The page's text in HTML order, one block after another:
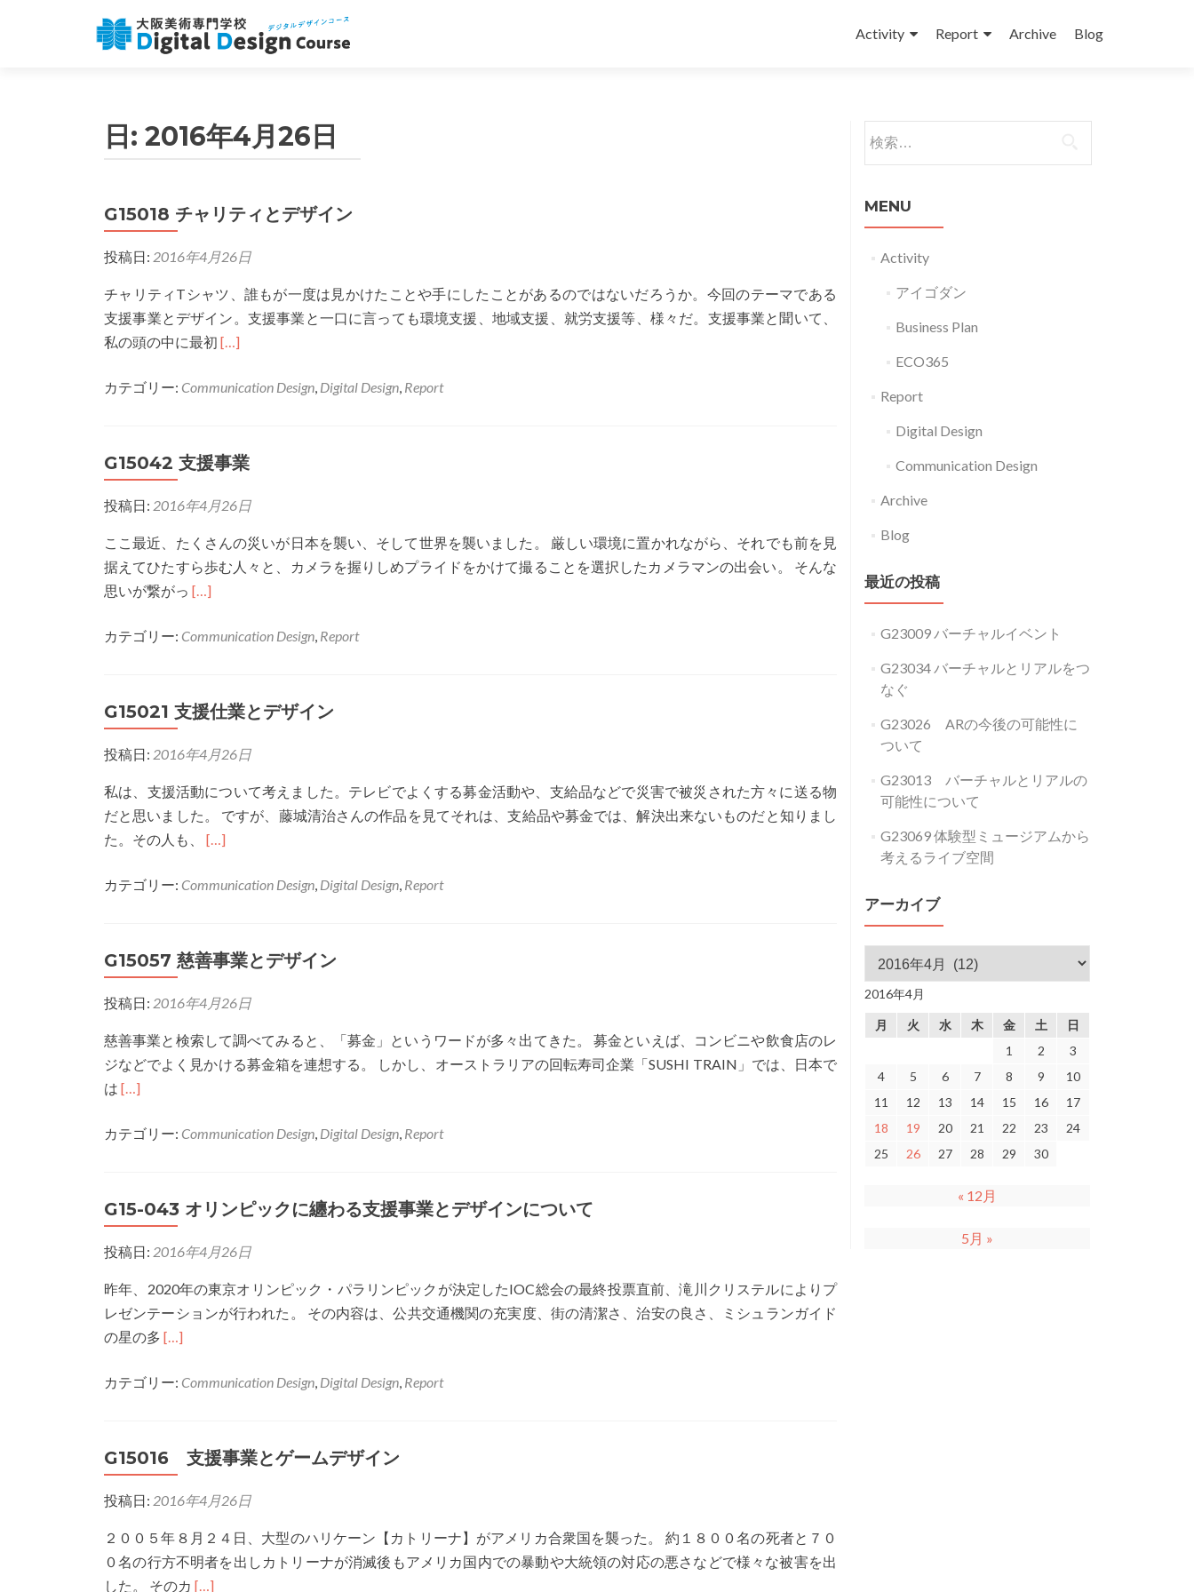
Activity
Report Archive Blog
日: 2016年4月26日
G15018 チャリティとデザイン
投稿日: 2016年4月26日
チャリティTシャツ、誰もが一度は見かけたことや手にしたことがあるのではないだろうか。今回のテーマである
支援事業とデザイン。支援事業と一口に言っても環境支援、地域支援、就労支援等、様々だ。支援事業と聞いて、
私の頭の中に最初 Read
about
ャ
テ
デ
[…]
カテゴリー: Communication Design, Digital Design, Report
G15042 支援事業
投稿日: 2016年4月26日
ここ最近、たくさんの災いが日本を襲い、そして世界を襲いました。 厳しい環境に置かれながら、それでも前を見
据えてひたすら歩む人々と、カメラを握りしめプライドをかけて撮ることを選択したカメラマンの出会い。 そんな
思いが繋がっ Read
about
援
業
[…]
カテゴリー: Communication Design, Report
G15021 支援仕業とデザイン
投稿日: 2016年4月26日
私は、支援活動について考えました。テレビでよくする募金活動や、支給品などで災害で被災された方々に送る物
だと思いました。 ですが、藤城清治さんの作品を見てそれは、支給品や募金では、解決出来ないものだと知りまし
た。その人も、 Read
about
援
業
デ
ザ
[…]
カテゴリー: Communication Design, Digital Design, Report
G15057 慈善事業とデザイン
投稿日: 2016年4月26日
慈善事業と検索して調べてみると、「募金」というワードが多々出てきた。 募金といえば、コンビニや飲食店のレ
ジなどでよく見かける募金箱を連想する。 しかし、オーストラリアの回転寿司企業「SUSHI TRAIN」では、日本で
は Read
about
善
事
業
と
デ
ザ
ン
[…]
カテゴリー: Communication Design, Digital Design, Report
G15-043 オリンピックに纏わる支援事業とデザインについて
投稿日: 2016年4月26日
昨年、2020年の東京オリンピック・パラリンピックが決定したIOC総会の最終投票直前、滝川クリステルによりプ
レゼンテーションが行われた。 その内容は、公共交通機関の充実度、街の清潔さ、治安の良さ、ミシュランガイド
の星の多 Read
about
オ
リ
ン
ピ
ッ
[…]
カテゴリー: Communication Design, Digital Design, Report
G15016 支援事業とゲームデザイン
投稿日: 2016年4月26日
２００５年８月２４日、大型のハリケーン【カトリーナ】がアメリカ合衆国を襲った。 約１８００名の死者と７０
０名の行方不明者を出しカトリーナが消滅後もアメリカ国内での暴動や大統領の対応の悪さなどで様々な被害を出
した。 そのカ Read
[…]
検索:
MENU
Activity
アイゴダン
Business Plan
ECO365
Report
Digital Design
Communication Design
Archive
Blog
最近の投稿
G23009 バーチャルイベント
G23034 バーチャルとリアルをつ
なぐ
G23026 ARの今後の可能性に
ついて
G23013 バーチャルとリアルの
可能性について
G23069 体験型ミュージアムから
考えるライブ空間
アーカイブ
アーカイブ
2016年4月
月 火 水 木 金 土
日
1
2
3
4
5 6 7 8 9
10
11
12 13 14 15 16
17
18
19 20 21 22 23
24
25
26 27 28 29 30
« 12月
5月 »